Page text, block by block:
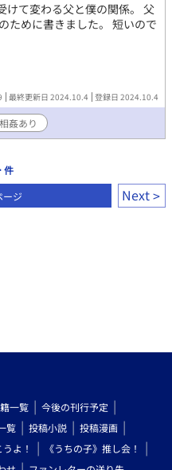
けて変わる父と僕の関係。 父
ために書きました。 短いので
最終更新日 2024.10.4 登録日 2024.10.4
姦あり
件
ージ Next
一覧
今後の刊行予定
覧 投稿小説
投稿漫画
よ！
《うちの子》推し会！